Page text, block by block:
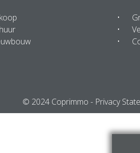
© 2024 Coprimmo - Privacy